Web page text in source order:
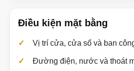
Điều kiện mặt bằng
Vị trí cửa, cửa sổ và ban
Đường điện, nước và thoát